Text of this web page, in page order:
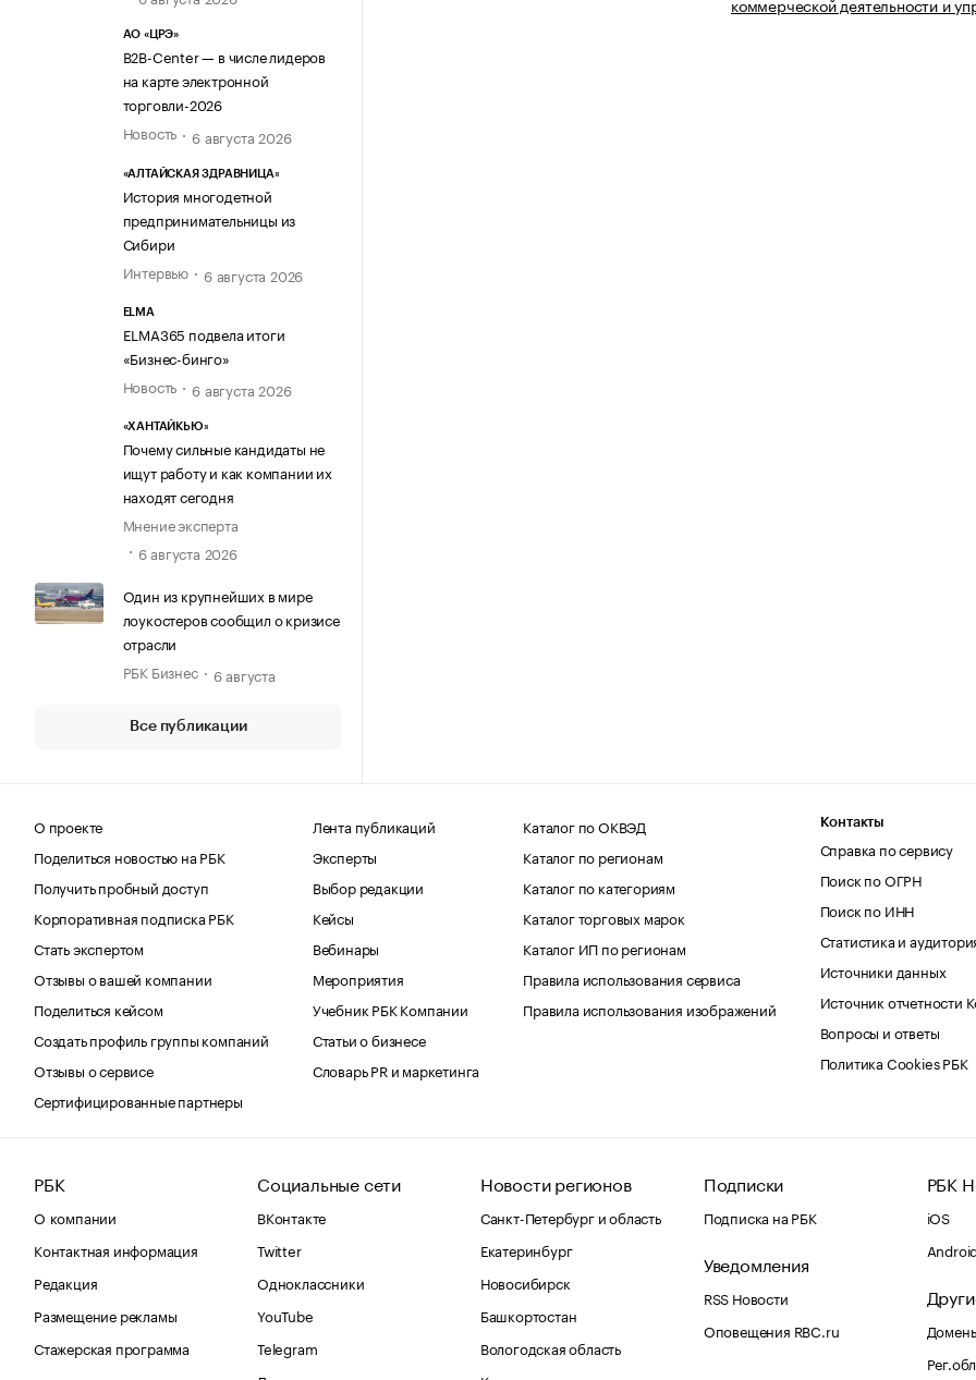
АО «ЦРЭ»
B2B-Center — в числе лидеров
на карте электронной
торговли-2026
Новость
6 августа 2026
«АЛТАЙСКАЯ ЗДРАВНИЦА»
История многодетной
предпринимательницы из
Сибири
Интервью
6 августа 2026
ELMA
ELMA365 подвела итоги
«Бизнес-бинго»
Новость
6 августа 2026
«ХАНТАЙКЬЮ»
Почему сильные кандидаты не
ищут работу и как компании их
находят сегодня
Мнение эксперта
6 августа 2026
Один из крупнейших в мире
лоукостеров сообщил о кризисе
отрасли
РБК Бизнес
6 августа
Все публикации
коммерческой деятельности и
О проекте
Поделиться новостью на РБК
Получить пробный доступ
Корпоративная подписка РБК
Стать экспертом
Отзывы о вашей компании
Поделиться кейсом
Создать профиль группы компаний
Отзывы о сервисе
Сертифицированные партнеры
Лента публикаций
Эксперты
Выбор редакции
Кейсы
Вебинары
Мероприятия
Учебник РБК Компании
Статьи о бизнесе
Словарь PR и маркетинга
Каталог по ОКВЭД
Каталог по регионам
Каталог по категориям
Каталог торговых марок
Каталог ИП по регионам
Правила использования сервиса
Правила использования изображений
Контакты
Справка по сервису
Поиск по ОГРН
Поиск по ИНН
Статистика и
Источники данных
Источник отчетности
Вопросы и ответы
Политика Cookies РБК
РБК
О компании
Контактная информация
Редакция
Размещение рекламы
Стажерская программа
Социальные сети
ВКонтакте
Twitter
Одноклассники
YouTube
Telegram
Новости регионов
Санкт-Петербург и область
Екатеринбург
Новосибирск
Башкортостан
Вологодская область
Подписки
Подписка на РБК
Уведомления
RSS Новости
Оповещения RBC.ru
РБК
iOS